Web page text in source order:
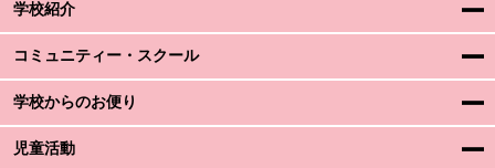
学校紹介
コミュニティー・スクール
学校からのお便り
児童活動